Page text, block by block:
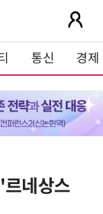
통신 경제
르네상스